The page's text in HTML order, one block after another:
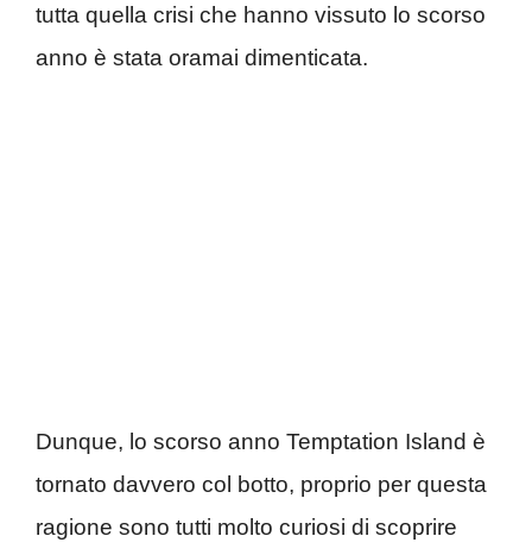
tutta quella crisi che hanno vissuto lo scorso
anno è stata oramai dimenticata.
Dunque, lo scorso anno Temptation Island è
tornato davvero col botto, proprio per questa
ragione sono tutti molto curiosi di scoprire